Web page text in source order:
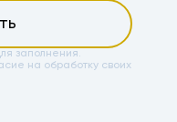
заполнения.
на обработку своих